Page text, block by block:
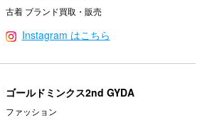
古着 ブランド買取・販売
Instagram はこちら
ゴールドミンクス2nd GYDA
ファッション